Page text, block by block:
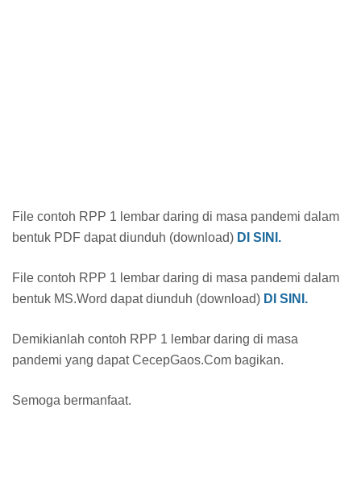
File contoh RPP 1 lembar daring di masa pandemi dalam
bentuk PDF dapat diunduh (download) DI SINI.
File contoh RPP 1 lembar daring di masa pandemi dalam
bentuk MS.Word dapat diunduh (download) DI SINI.
Demikianlah contoh RPP 1 lembar daring di masa
pandemi yang dapat CecepGaos.Com bagikan.
Semoga bermanfaat.